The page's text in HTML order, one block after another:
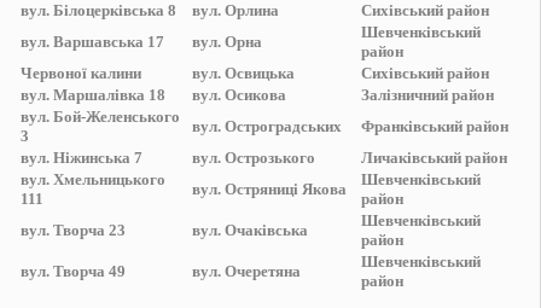
вул. Білоцерківська 8 вул. Орлина Сихівський район
вул. Варшавська 17 вул. Орна
Шевченківський
район
Червоної калини
вул. Освицька Сихівський район
вул. Маршалівка 18 вул. Осикова Залізничний район
вул. Бой-Желенського
3
вул. Остроградських Франківський район
вул. Ніжинська 7 вул. Острозького Личаківський район
вул. Хмельницького
111
вул. Остряниці Якова
Шевченківський
район
вул. Творча 23 вул. Очаківська
Шевченківський
район
вул. Творча 49 вул. Очеретяна
Шевченківський
район